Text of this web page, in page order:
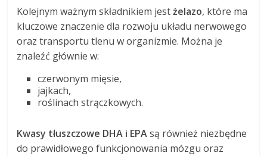
Kolejnym ważnym składnikiem jestżelazo, które ma
kluczowe znaczenie dla rozwoju układu nerwowego
oraz transportu tlenu w organizmie. Można je
znaleźć głównie w:
czerwonym mięsie,
jajkach,
roślinach strączkowych.
Kwasy tłuszczowe DHA i EPAsą również niezbędne
do prawidłowego funkcjonowania mózgu oraz